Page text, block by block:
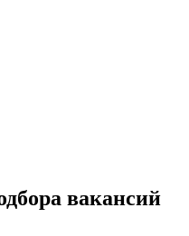
вакансий